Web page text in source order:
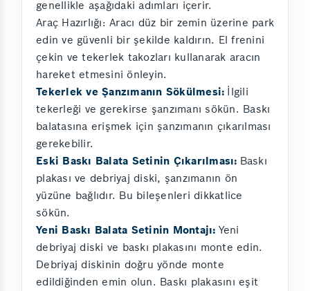
genellikle aşağıdaki adımları içerir.
Araç Hazırlığı: Aracı düz bir zemin üzerine park
edin ve güvenli bir şekilde kaldırın. El frenini
çekin ve tekerlek takozları kullanarak aracın
hareket etmesini önleyin.
Tekerlek ve Şanzımanın Sökülmesi: İlgili
tekerleği ve gerekirse şanzımanı sökün. Baskı
balatasına erişmek için şanzımanın çıkarılması
gerekebilir.
Eski Baskı Balata Setinin Çıkarılması: Baskı
plakası ve debriyaj diski, şanzımanın ön
yüzüne bağlıdır. Bu bileşenleri dikkatlice
sökün.
Yeni Baskı Balata Setinin Montajı: Yeni
debriyaj diski ve baskı plakasını monte edin.
Debriyaj diskinin doğru yönde monte
edildiğinden emin olun. Baskı plakasını eşit